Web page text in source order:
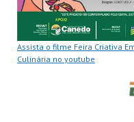
Assista o filme Feira Criativa
Culinária no youtube